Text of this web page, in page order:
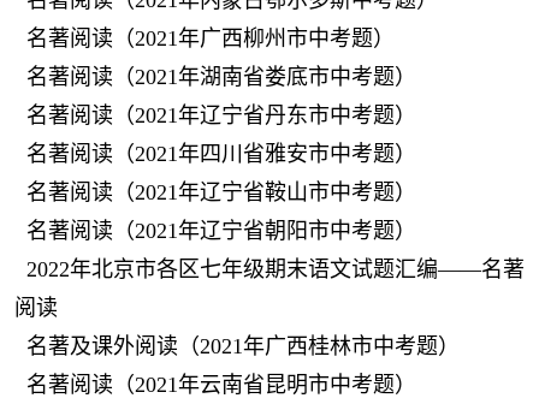
名著阅读（2021年广西柳州市中考题）
名著阅读（2021年湖南省娄底市中考题）
名著阅读（2021年辽宁省丹东市中考题）
名著阅读（2021年四川省雅安市中考题）
名著阅读（2021年辽宁省鞍山市中考题）
名著阅读（2021年辽宁省朝阳市中考题）
2022年北京市各区七年级期末语文试题汇编——名著
阅读
名著及课外阅读（2021年广西桂林市中考题）
名著阅读（2021年云南省昆明市中考题）